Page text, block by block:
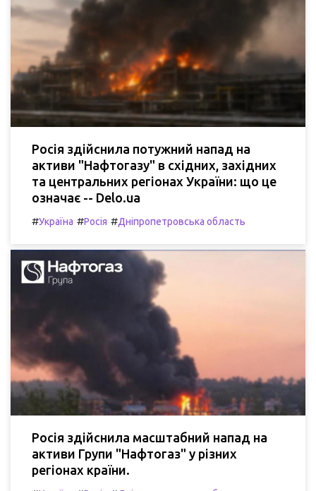
Росія здійснила потужний напад на
активи "Нафтогазу" в східних, західних
та центральних регіонах України: що це
означає -- Delo.ua
#Україна #Росія #Дніпропетровська область
Росія здійснила масштабний напад на
активи Групи "Нафтогаз" у різних
регіонах країни.